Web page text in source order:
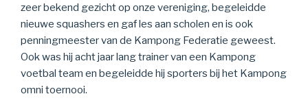
zeer bekend gezicht op onze vereniging, begeleidde
nieuwe squashers en gaf les aan scholen en is ook
penningmeester van de Kampong Federatie geweest.
Ook was hij acht jaar lang trainer van een Kampong
voetbal team en begeleidde hij sporters bij het Kampong
omni toernooi.